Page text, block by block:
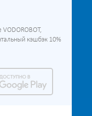
кэшбэк 10%